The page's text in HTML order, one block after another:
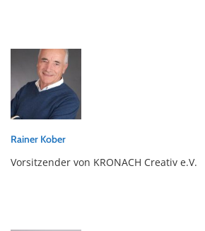
Rainer Kober
Vorsitzender von KRONACH Creativ e.V.